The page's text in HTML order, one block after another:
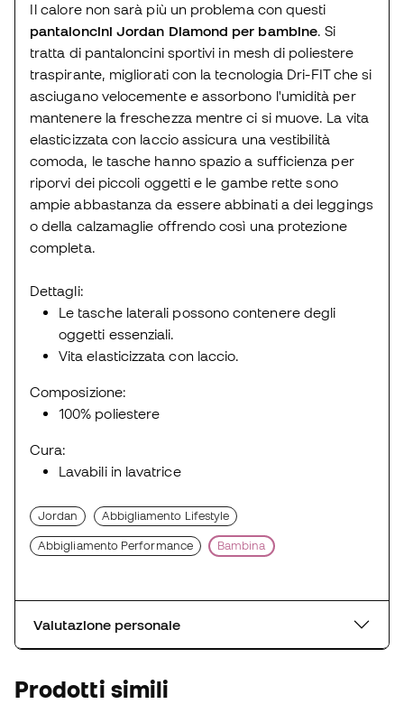
Il calore non sarà più un problema con questi
pantaloncini Jordan Diamond per bambine. Si
tratta di pantaloncini sportivi in mesh di poliestere
traspirante, migliorati con la tecnologia Dri-FIT che si
asciugano velocemente e assorbono l'umidità per
mantenere la freschezza mentre ci si muove. La vita
elasticizzata con laccio assicura una vestibilità
comoda, le tasche hanno spazio a sufficienza per
riporvi dei piccoli oggetti e le gambe rette sono
ampie abbastanza da essere abbinati a dei leggings
o della calzamaglie offrendo così una protezione
completa.
Dettagli:
Le tasche laterali possono contenere degli
oggetti essenziali.
Vita elasticizzata con laccio.
Composizione:
100% poliestere
Cura:
Lavabili in lavatrice
Jordan Abbigliamento Lifestyle
Abbigliamento Performance Bambina
Valutazione personale
Prodotti simili